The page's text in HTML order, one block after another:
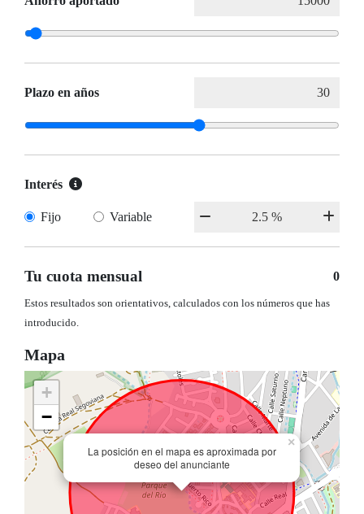
Plazo en años
Interés
Fijo Variable
Tu cuota mensual 0
Estos resultados son orientativos, calculados con los números que has
introducido.
Mapa
La posición en el mapa es aproximada por
deseo del anunciante
×
+
−